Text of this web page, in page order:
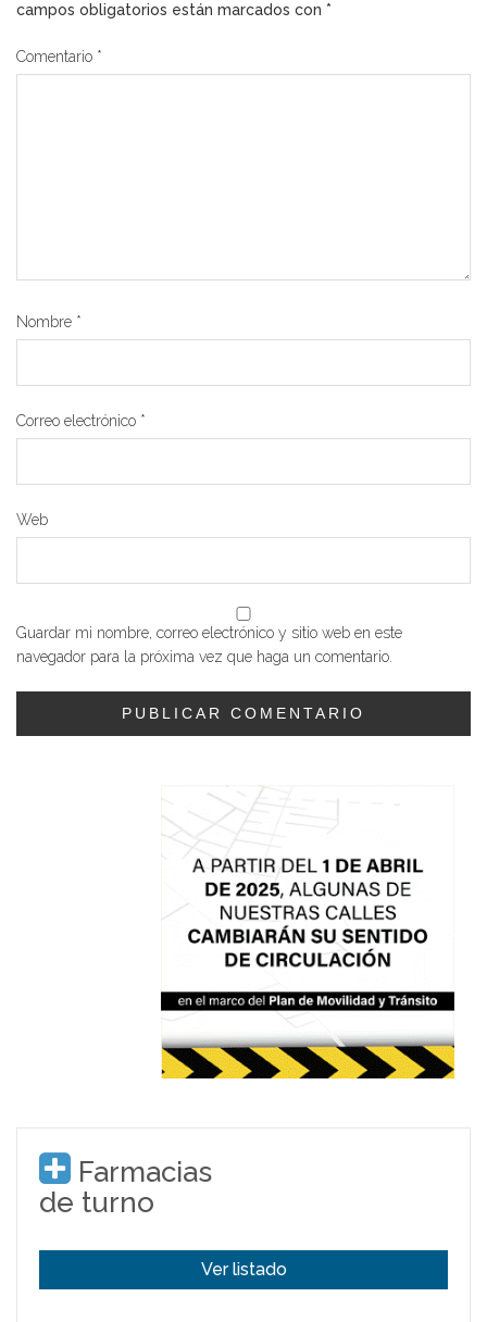
campos obligatorios están marcados con *
Comentario *
Nombre *
Correo electrónico *
Web
Guardar mi nombre, correo electrónico y sitio web en este
navegador para la próxima vez que haga un comentario.
Farmacias
de turno
Ver listado